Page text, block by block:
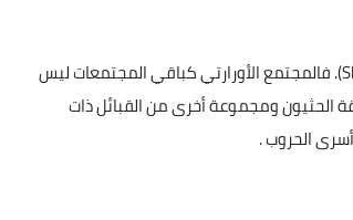
سمت الكتابات الملكية الخليط السكاني من الأحرار لمجتمع بلاد اورارتو «شوريلي» (Shurili). فالمجتمع الأورارتي كباقي المجتمعات ليس
الحثيون ومجموعة أخرى من القبائل ذات
الحروب .